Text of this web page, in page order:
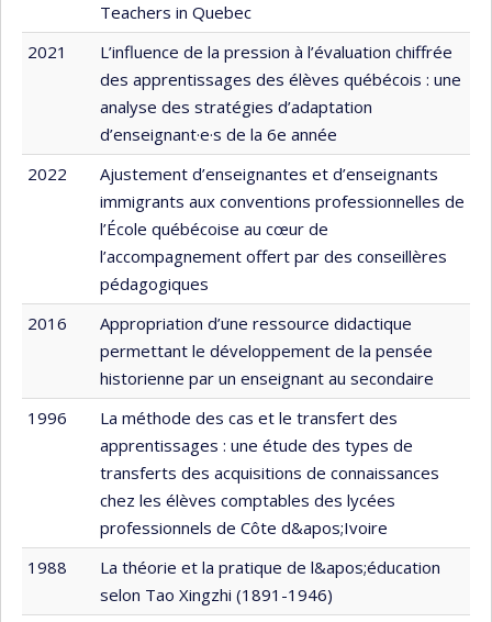
Teachers in Quebec
2021
L’influence de la pression à l’évaluation chiffrée
des apprentissages des élèves québécois : une
analyse des stratégies d’adaptation
d’enseignant·e·s de la 6e année
2022
Ajustement d’enseignantes et d’enseignants
immigrants aux conventions professionnelles de
l’École québécoise au cœur de
l’accompagnement offert par des conseillères
pédagogiques
2016
Appropriation d’une ressource didactique
permettant le développement de la pensée
historienne par un enseignant au secondaire
1996
La méthode des cas et le transfert des
apprentissages : une étude des types de
transferts des acquisitions de connaissances
chez les élèves comptables des lycées
professionnels de Côte d&apos;Ivoire
1988
La théorie et la pratique de l&apos;éducation
selon Tao Xingzhi (1891-1946)